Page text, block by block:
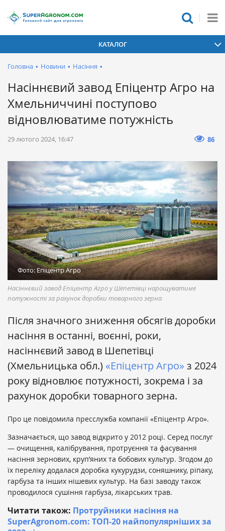
КАТАЛОГ
Головна • Новини • Насіння •
Насіннєвий завод Епіцентр Агро на
Хмельниччині поступово
відновлюватиме потужність
29 лютого 2024, 16:47 86
Фото: Епіцентр Агро
Насіннєвий завод Епіцентр Агро у Шепетівці нарощуватиме
потужності за рахунок доробки товарного зерна
Після значного зниження обсягів доробки
насіння в останні, воєнні, роки,
насіннєвий завод в Шепетівці
(Хмельницька обл.) «Епіцентр Агро» з 2024
року відновлює потужності, зокрема і за
рахунок доробки товарного зерна.
Про це повідомила пресслужба компанії «Епіцентр Агро».
Зазначається, що завод відкрито у 2012 році. Серед послуг
— очищення, калібрування, протруєння та фасування
насіння зернових, круп’яних та бобових культур. Згодом до
їх переліку додалася доробка кукурудзи, соняшнику, ріпаку,
гарбуза та інших нішевих культур. На базі заводу також
проводилося сушіння гарбуза, лікарських трав.
Читати також: Протруйники насіння на
SuperAgronom.com: ТОП-20 найпопулярніших за